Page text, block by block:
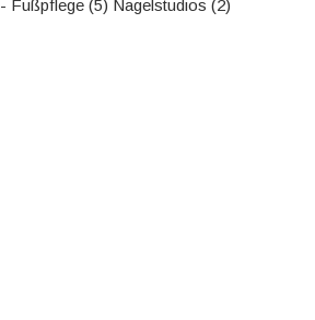
- Fußpflege (5) Nagelstudios (2)